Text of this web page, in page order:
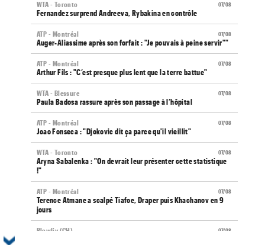
07/08
WTA - Toronto
Fernandez surprend Andreeva, Rybakina en contrôle
07/08
ATP - Montréal
Auger-Aliassime après son forfait : "Je pouvais à peine servir""
07/08
ATP - Montréal
Arthur Fils : "C’est presque plus lent que la terre battue"
07/08
WTA - Blessure
Paula Badosa rassure après son passage à l’hôpital
07/08
ATP - Montréal
Joao Fonseca : "Djokovic dit ça parce qu'il vieillit"
07/08
WTA - Toronto
Aryna Sabalenka : "On devrait leur présenter cette statistique
!"
07/08
ATP - Montréal
Terence Atmane a scalpé Tiafoe, Draper puis Khachanov en 9
jours
07/08
Plovdiv (CH)